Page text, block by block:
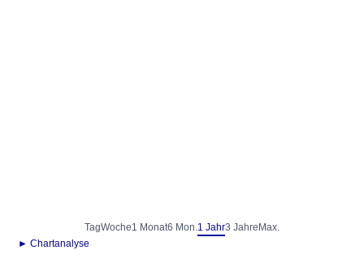
TagWoche1 Monat6 Mon.1 Jahr3 Jahre Max.
► Chartanalyse